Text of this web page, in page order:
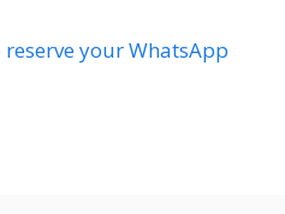
reserve your WhatsApp